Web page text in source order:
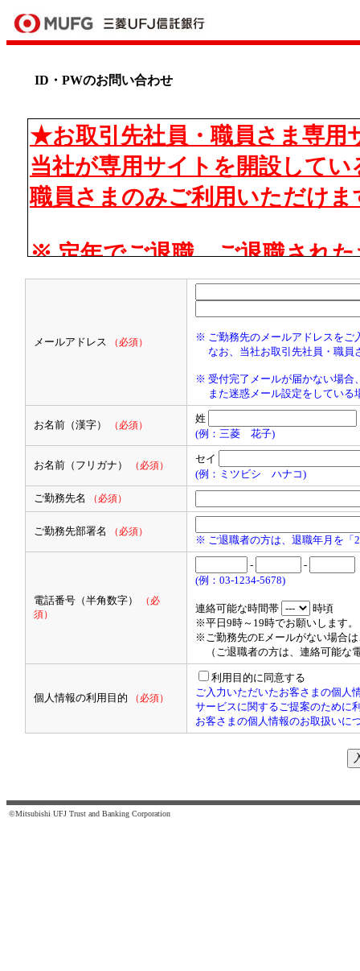
ID・PWのお問い合わせ
★お取引先社員・職員さま専用
当社が専用サイトを開設してい
職員さまのみご利用いただけま
※定年でご退職、ご退職され
お受取中、お勤め先公認のご退
員の方もご利用いただけま
勤務先部署名」欄に「201904」
でご退職年月をご入力くだ
☆ID・パスワードはご入力いただい
たします。
☆ご回答は３営業日を目処にメールに
メールアドレス （必須）
※ ご勤務先のメールアドレスをご
なお、当社お取引先社員・職員
※ 受付完了メールが届かない場合
また迷惑メール設定をしている
お名前（漢字） （必須）
姓
(例：三菱 花子)
お名前（フリガナ） （必須）
セイ
(例：ミツビシ ハナコ)
ご勤務先名
（必須）
ご勤務先部署名 （必須）
※ ご退職者の方は、退職年月を「
電話番号（半角数字）
（必
須）
-
-
(例：03-1234-5678)
連絡可能な時間帯
時頃
※平日9時～19時でお願いします。
※ご勤務先のEメールがない場合
（ご退職者の方は、連絡可能な
個人情報の利用目的 （必須）
利用目的に同意する
ご入力いただいたお客さまの個人
サービスに関するご提案のために
お客さまの個人情報のお取扱いに
©Mitsubishi UFJ Trust and Banking Corporation